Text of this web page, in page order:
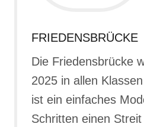
FRIEDENSBRÜCKE
Die Friedensbrücke
2025 in allen
ist ein einfaches
Schritten einen